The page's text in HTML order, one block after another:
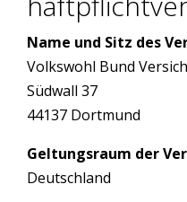
Name und Sitz des
Volkswohl Bund
Südwall 37
44137 Dortmund
Geltungsraum der
Deutschland